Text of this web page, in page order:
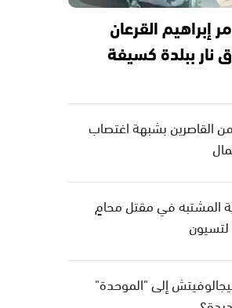
إبراهيم القرعان
نار ببلدة كسيفة
القاصرين بشبهة اغتصاب
المشتبه في مقتل محامٍ
إلى "الموحدة"